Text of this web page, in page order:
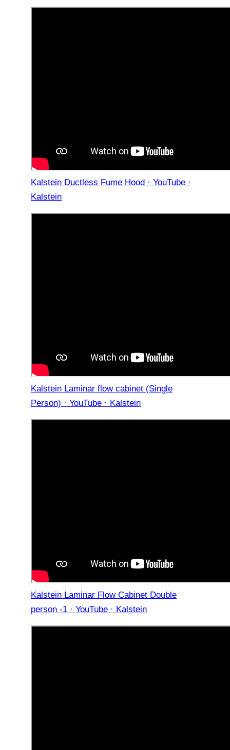
Kalstein Ductless Fume Hood · YouTube ·
Kalstein
Kalstein Laminar flow cabinet (Single
Person) · YouTube · Kalstein
Kalstein Laminar Flow Cabinet Double
person -1 · YouTube · Kalstein